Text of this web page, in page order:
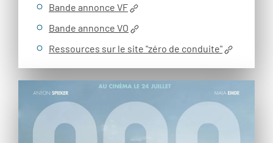
Bande annonce VF
Bande annonce VO
Ressources sur le site "zéro de conduite"